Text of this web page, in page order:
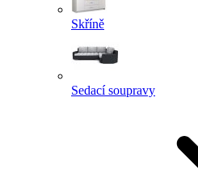
Skříně
Sedací soupravy